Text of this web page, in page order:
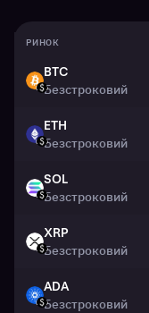
РИНОК
BTC
USD
BTC
Безстроковий
ETH
USD
ETH
Безстроковий
SOL
USD
SOL
Безстроковий
XRP
USD
XRP
Безстроковий
ADA
USD
ADA
Безстроковий